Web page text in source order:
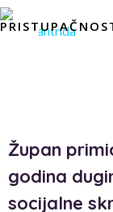
Župan
godina
socijalne